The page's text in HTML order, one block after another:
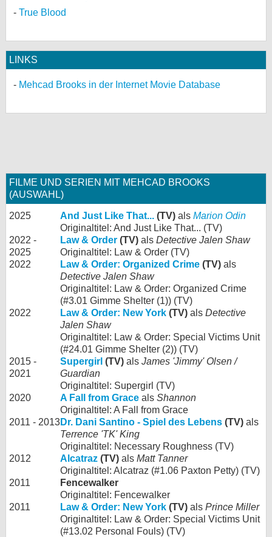
True Blood
LINKS
Mehcad Brooks in der Internet Movie Database
FILME UND SERIEN MIT MEHCAD BROOKS
(AUSWAHL)
2025 And Just Like That... (TV) als Marion Odin
Originaltitel: And Just Like That... (TV)
2022 -
2025
Law & Order (TV) als Detective Jalen Shaw
Originaltitel: Law & Order (TV)
2022
Law & Order: Organized Crime (TV) als
Detective Jalen Shaw
Originaltitel: Law & Order: Organized Crime
(#3.01 Gimme Shelter (1)) (TV)
2022
Law & Order: New York (TV) als Detective
Jalen Shaw
Originaltitel: Law & Order: Special Victims Unit
(#24.01 Gimme Shelter (2)) (TV)
2015 -
2021
Supergirl (TV) als James 'Jimmy' Olsen /
Guardian
Originaltitel: Supergirl (TV)
2020
A Fall from Grace als Shannon
Originaltitel: A Fall from Grace
2011 - 2013Dr. Dani Santino - Spiel des Lebens (TV) als
Terrence 'TK' King
Originaltitel: Necessary Roughness (TV)
2012
Alcatraz (TV) als Matt Tanner
Originaltitel: Alcatraz (#1.06 Paxton Petty) (TV)
2011
Fencewalker
Originaltitel: Fencewalker
2011
Law & Order: New York (TV) als Prince Miller
Originaltitel: Law & Order: Special Victims Unit
(#13.02 Personal Fouls) (TV)